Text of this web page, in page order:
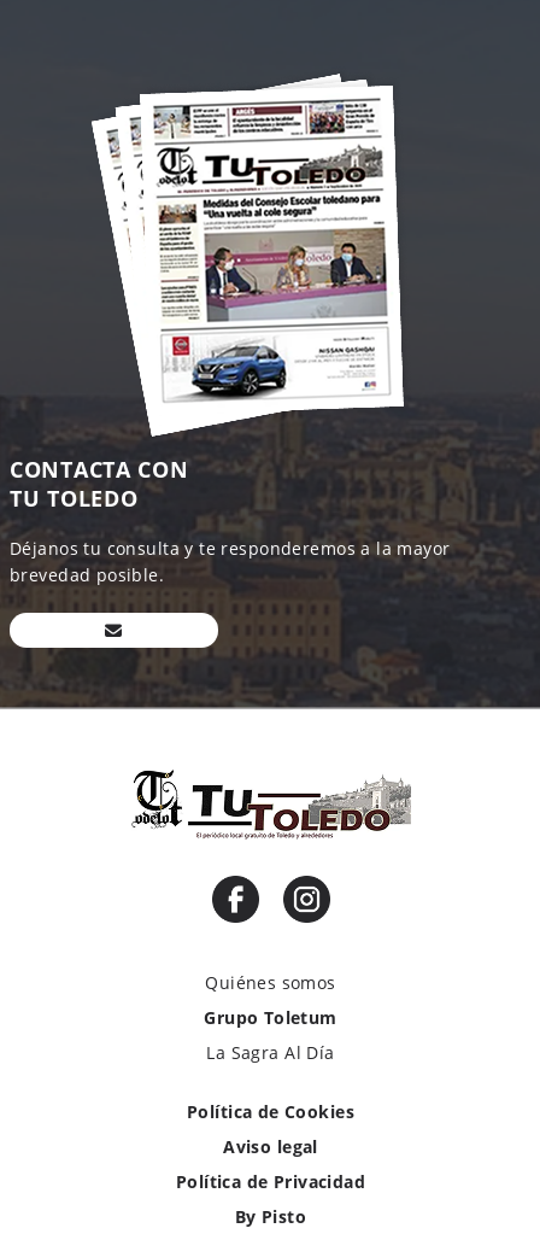
CONTACTA CON
TU TOLEDO
Déjanos tu consulta y te responderemos a la mayor
brevedad posible.
Quiénes somos
Grupo Toletum
La Sagra Al Día
Política de Cookies
Aviso legal
Política de Privacidad
By Pisto